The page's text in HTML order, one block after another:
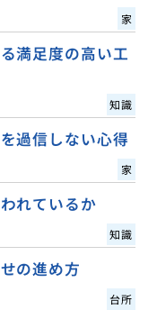
家
満足度の高い工
知識
過信しない心得
家
れているか
知識
の進め方
台所